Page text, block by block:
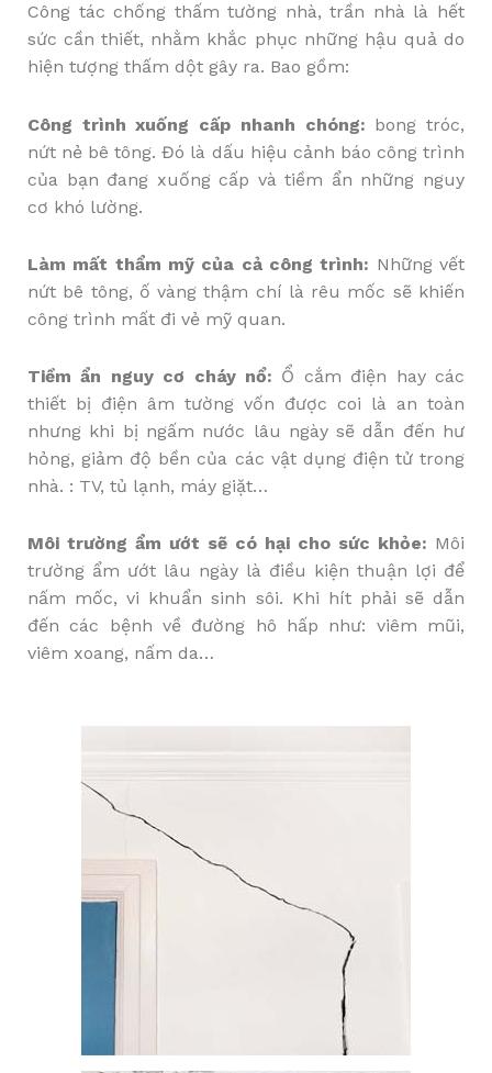
Công tác chống thấm tường nhà, trần nhà là hết
sức cần thiết, nhằm khắc phục những hậu quả do
hiện tượng thấm dột gây ra. Bao gồm:
Công trình xuống cấp nhanh chóng: bong tróc,
nứt nẻ bê tông. Đó là dấu hiệu cảnh báo công trình
của bạn đang xuống cấp và tiềm ẩn những nguy
cơ khó lường.
Làm mất thẩm mỹ của cả công trình: Những vết
nứt bê tông, ố vàng thậm chí là rêu mốc sẽ khiến
công trình mất đi vẻ mỹ quan.
Tiềm ẩn nguy cơ cháy nổ: Ổ cắm điện hay các
thiết bị điện âm tường vốn được coi là an toàn
nhưng khi bị ngấm nước lâu ngày sẽ dẫn đến hư
hỏng, giảm độ bền của các vật dụng điện tử trong
nhà. : TV, tủ lạnh, máy giặt…
Môi trường ẩm ướt sẽ có hại cho sức khỏe: Môi
trường ẩm ướt lâu ngày là điều kiện thuận lợi để
nấm mốc, vi khuẩn sinh sôi. Khi hít phải sẽ dẫn
đến các bệnh về đường hô hấp như: viêm mũi,
viêm xoang, nấm da…